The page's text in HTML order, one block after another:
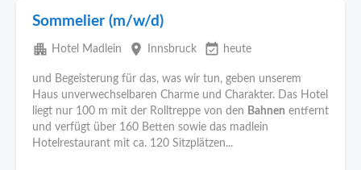
Sommelier (m/w/d)
apartment Hotel Madlein place Innsbruck event_available heute
und Begeisterung für das, was wir tun, geben unserem
Haus unverwechselbaren Charme und Charakter. Das Hotel
liegt nur 100 m mit der Rolltreppe von den Bahnen entfernt
und verfügt über 160 Betten sowie das madlein
Hotelrestaurant mit ca. 120 Sitzplätzen...